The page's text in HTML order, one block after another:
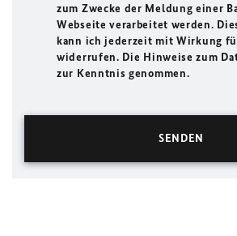
zum Zwecke der Meldung einer
Webseite verarbeitet werden.
kann ich jederzeit mit Wirkung
widerrufen. Die Hinweise zum
zur Kenntnis genommen.